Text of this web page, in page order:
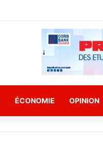
ÉCONOMIE OPINION